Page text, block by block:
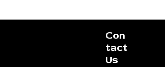
Con
tact
Us